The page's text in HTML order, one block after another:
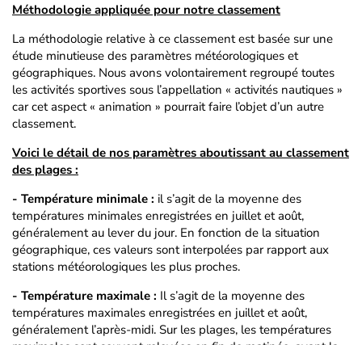
Méthodologie appliquée pour notre classement
La méthodologie relative à ce classement est basée sur une
étude minutieuse des paramètres météorologiques et
géographiques. Nous avons volontairement regroupé toutes
les activités sportives sous l’appellation « activités nautiques »
car cet aspect « animation » pourrait faire l’objet d’un autre
classement.
Voici le détail de nos paramètres aboutissant au classement
des plages :
- Température minimale : il s’agit de la moyenne des
températures minimales enregistrées en juillet et août,
généralement au lever du jour. En fonction de la situation
géographique, ces valeurs sont interpolées par rapport aux
stations météorologiques les plus proches.
- Température maximale : Il s’agit de la moyenne des
températures maximales enregistrées en juillet et août,
généralement l’après-midi. Sur les plages, les températures